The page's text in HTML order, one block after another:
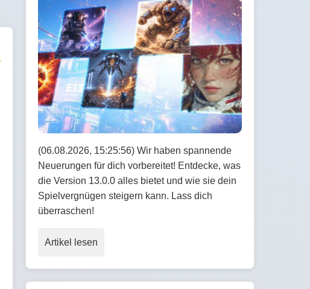
(06.08.2026, 15:25:56) Wir haben spannende
Neuerungen für dich vorbereitet! Entdecke, was
die Version 13.0.0 alles bietet und wie sie dein
Spielvergnügen steigern kann. Lass dich
überraschen!
Artikel lesen